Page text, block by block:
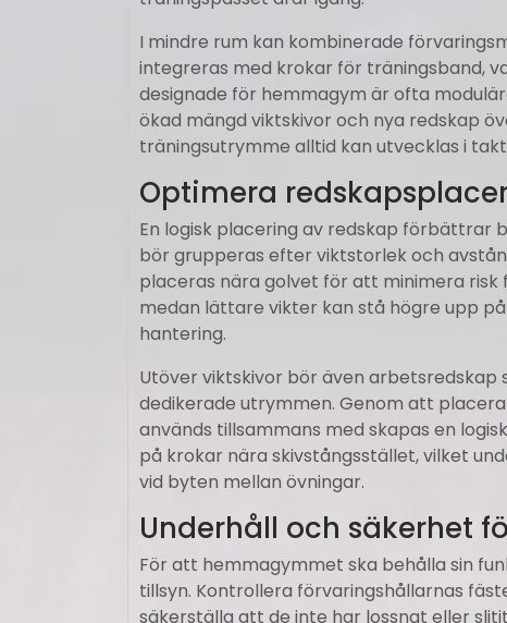
I mindre rum kan kombinerade
integreras med krokar för träningsband,
designade för hemmagym är ofta
ökad mängd viktskivor och nya redskap
träningsutrymme alltid kan utvecklas i
Optimera
En logisk placering av redskap förbättrar
bör grupperas efter viktstorlek och
placeras nära golvet för att minimera
medan lättare vikter kan stå högre upp
hantering.
Utöver viktskivor bör även
dedikerade utrymmen. Genom att
används tillsammans med skapas en
på krokar nära skivstångsstället, vilket
vid byten mellan övningar.
Underhåll och säkerhet
För att hemmagymmet ska behålla sin
tillsyn. Kontrollera förvaringshållarnas
säkerställa att de inte har lossnat eller